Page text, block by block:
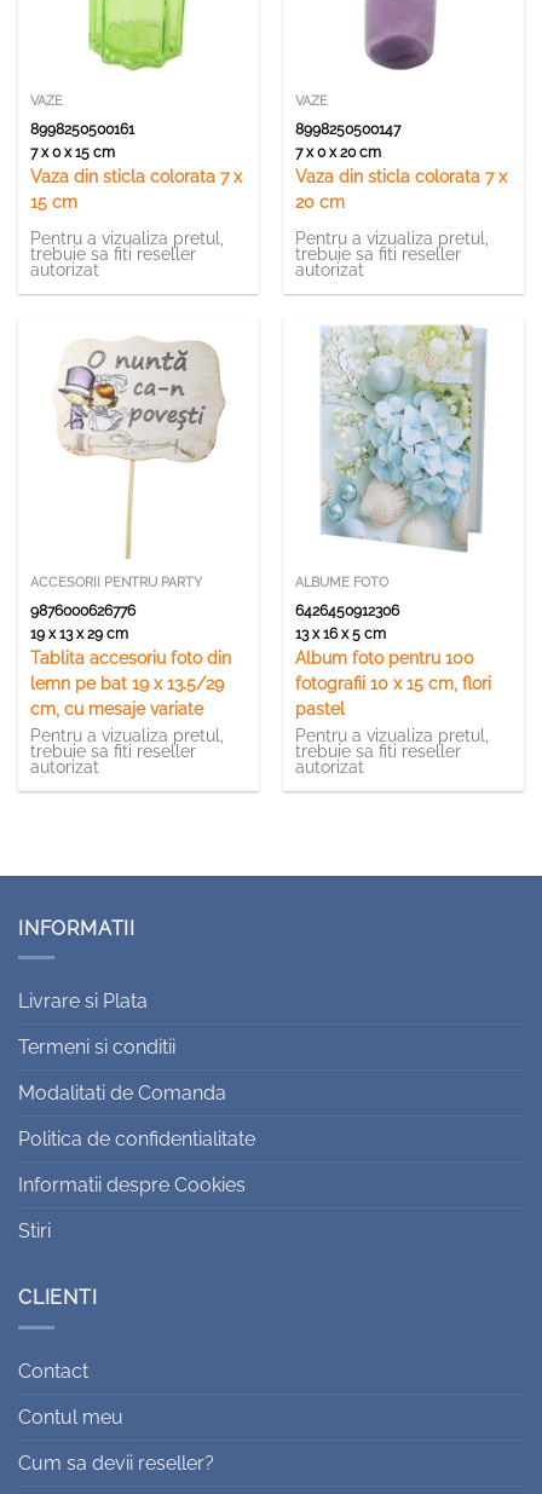
VAZE
8998250500161
7 x 0 x 15 cm
Vaza din sticla colorata 7 x
15 cm
Pentru a vizualiza pretul,
trebuie sa fiti reseller
autorizat
VAZE
8998250500147
7 x 0 x 20 cm
Vaza din sticla colorata 7 x
20 cm
Pentru a vizualiza pretul,
trebuie sa fiti reseller
autorizat
ACCESORII PENTRU PARTY
9876000626776
19 x 13 x 29 cm
Tablita accesoriu foto din
lemn pe bat 19 x 13.5/29
cm, cu mesaje variate
Pentru a vizualiza pretul,
trebuie sa fiti reseller
autorizat
ALBUME FOTO
6426450912306
13 x 16 x 5 cm
Album foto pentru 100
fotografii 10 x 15 cm, flori
pastel
Pentru a vizualiza pretul,
trebuie sa fiti reseller
autorizat
INFORMATII
Livrare si Plata
Termeni si conditii
Modalitati de Comanda
Politica de confidentialitate
Informatii despre Cookies
Stiri
CLIENTI
Contact
Contul meu
Cum sa devii reseller?